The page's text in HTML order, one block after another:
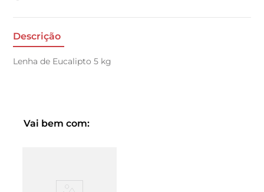
Descrição
Lenha de Eucalipto 5 kg
Vai bem com: